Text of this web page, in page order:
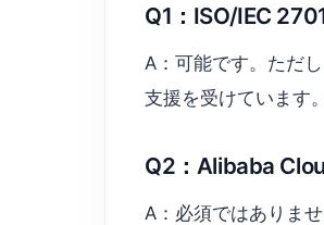
Q1：ISO/IEC
A：可能です。ただ
支援を受けています
Q2：Alibaba
A：必須ではありま